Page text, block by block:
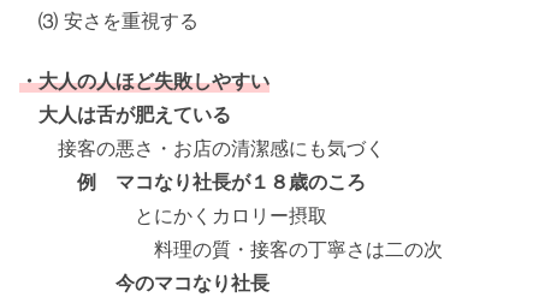
⑶ 安さを重視する
・大人の人ほど失敗しやすい
大人は舌が肥えている
接客の悪さ・お店の清潔感にも気づく
例 マコなり社長が１８歳のころ
とにかくカロリー摂取
料理の質・接客の丁寧さは二の次
今のマコなり社長